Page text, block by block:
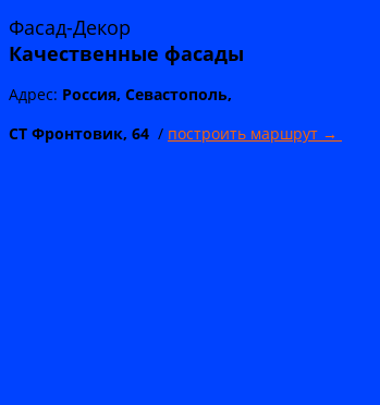
Фасад-Декор
Качественные фасады
Адрес: Россия, Севастополь,
СТ Фронтовик, 64 / построить маршрут →